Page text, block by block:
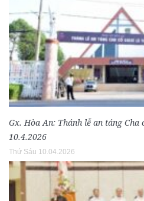
Gx. Hòa An: Thánh lễ an táng Cha
10.4.2026
Thứ Sáu 10.04.2026